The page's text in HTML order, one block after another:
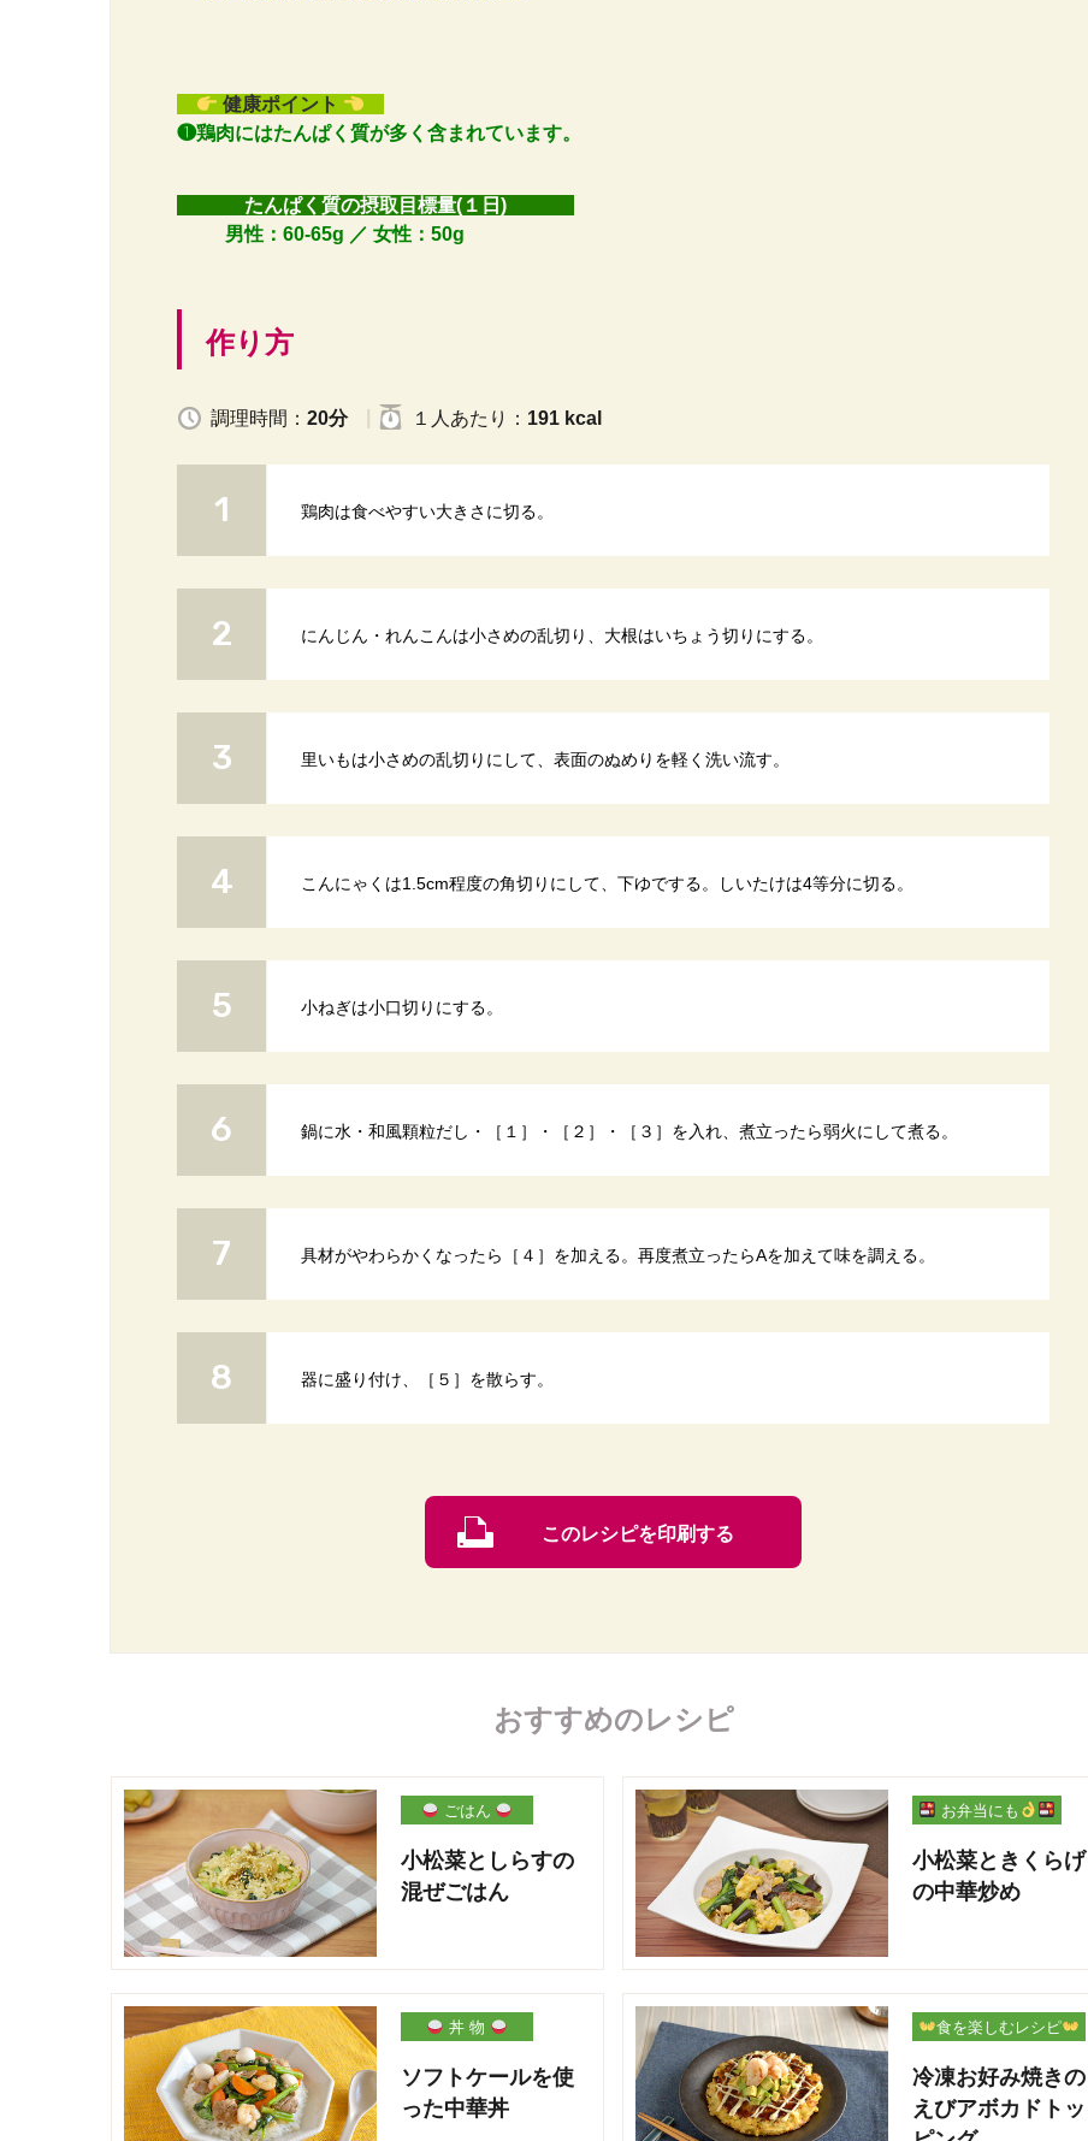
健康ポイント
❶鶏肉にはたんぱく質が多く含まれています。
たんぱく質の摂取目標量(１日)
男性：60-65g ／ 女性：50g
作り方
調理時間： 20分 １人 あたり ： 191 kcal
鶏肉は食べやすい大きさに切る。
にんじん・れんこんは小さめの乱切り、大根はいちょう切りにする。
里いもは小さめの乱切りにして、表面のぬめりを軽く洗い流す。
こんにゃくは1.5cm程度の角切りにして、下ゆでする。しいたけは4等分に切る。
小ねぎは小口切りにする。
鍋に水・和風顆粒だし・［１］・［２］・［３］を入れ、煮立ったら弱火にして煮る。
具材がやわらかくなったら［４］を加える。再度煮立ったらAを加えて味を調える。
器に盛り付け、［５］を散らす。
このレシピを印刷する
おすすめのレシピ
ごはん
小松菜としらすの
混ぜごはん
お弁当にも
小松菜ときくらげ
の中華炒め
丼 物
ソフトケールを使
った中華丼
食を楽しむレシピ
冷凍お好み焼きの
えびアボカドトッ